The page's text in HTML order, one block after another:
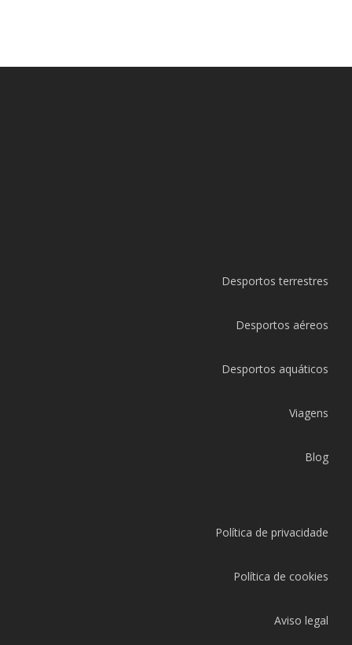
Desportos terrestres
Desportos aéreos
Desportos aquáticos
Viagens
Blog
Política de privacidade
Política de cookies
Aviso legal